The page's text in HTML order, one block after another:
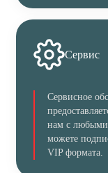
Сервис
Сервисное
нам с любыми
можете
VIP формата.